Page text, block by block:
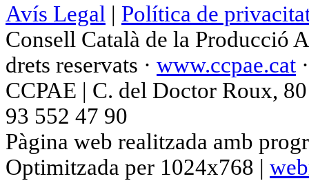
Avís Legal | Política de
Consell Català de la Producció
drets reservats · www.ccpae.cat
CCPAE | C. del Doctor Roux,
93 552 47 90
Pàgina web realitzada amb
Optimitzada per 1024x768 |